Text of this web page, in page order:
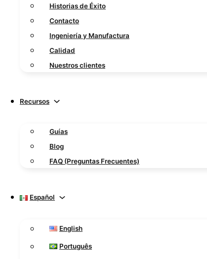
Historias de Éxito
Contacto
Ingeniería y Manufactura
Calidad
Nuestros clientes
Recursos
Guías
Blog
FAQ (Preguntas Frecuentes)
Español
English
Português